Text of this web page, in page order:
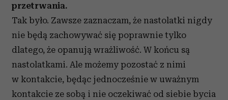
przetrwania.
Tak było. Zawsze zaznaczam, że nastolatki nigdy
nie będą zachowywać się poprawnie tylko
dlatego, że opanują wrażliwość. W końcu są
nastolatkami. Ale możemy pozostać z nimi
w kontakcie, będąc jednocześnie w uważnym
kontakcie ze sobą i nie oczekiwać od siebie bycia